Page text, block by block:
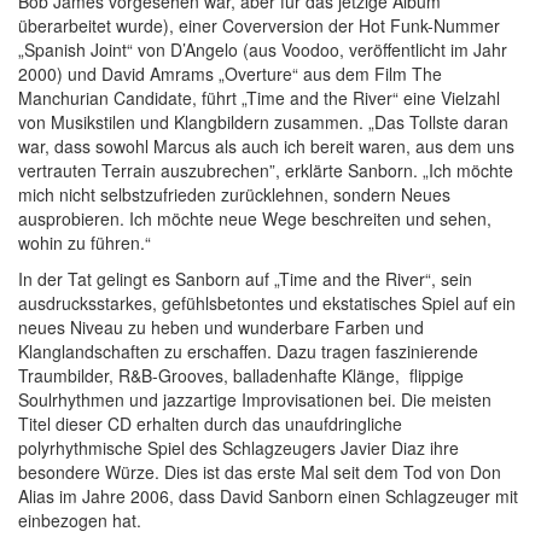
überarbeitet wurde), einer Coverversion der Hot Funk-Nummer
„Spanish Joint“ von D’Angelo (aus Voodoo, veröffentlicht im Jahr
2000) und David Amrams „Overture“ aus dem Film The
Manchurian Candidate, führt „Time and the River“ eine Vielzahl
von Musikstilen und Klangbildern zusammen. „Das Tollste daran
war, dass sowohl Marcus als auch ich bereit waren, aus dem uns
vertrauten Terrain auszubrechen”, erklärte Sanborn. „Ich möchte
mich nicht selbstzufrieden zurücklehnen, sondern Neues
ausprobieren. Ich möchte neue Wege beschreiten und sehen,
wohin zu führen.“
In der Tat gelingt es Sanborn auf „Time and the River“, sein
ausdrucksstarkes, gefühlsbetontes und ekstatisches Spiel auf ein
neues Niveau zu heben und wunderbare Farben und
Klanglandschaften zu erschaffen. Dazu tragen faszinierende
Traumbilder, R&B-Grooves, balladenhafte Klänge, flippige
Soulrhythmen und jazzartige Improvisationen bei. Die meisten
Titel dieser CD erhalten durch das unaufdringliche
polyrhythmische Spiel des Schlagzeugers Javier Diaz ihre
besondere Würze. Dies ist das erste Mal seit dem Tod von Don
Alias im Jahre 2006, dass David Sanborn einen Schlagzeuger mit
einbezogen hat.